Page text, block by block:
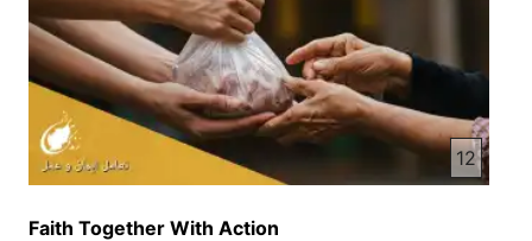
12
Faith Together With Action